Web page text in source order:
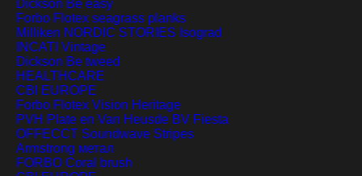
Dickson Be easy
Forbo Flotex seagrass planks
Milliken NORDIC STORIES Isograd
INCATI Vintage
Dickson Be tweed
HEALTHCARE
CBI EUROPE
Forbo Flotex Vision Heritage
PVH Plate en Van Heusde BV Fiesta
OFFECCT Soundwave Stripes
Armstrong метал
FORBO Coral brush